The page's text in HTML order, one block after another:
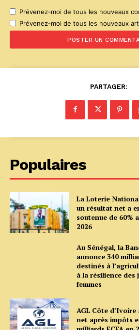
Prévenez-moi de tous les nouveaux
Prévenez-moi de tous les nouveaux
PARTAGER:
Populaires
La Loterie
un résultat net a
soutenue de 60%
2026
Au Sénégal, la
annonce 340
destinés à
à la résilience des
femmes
AGL Côte
net après impôts